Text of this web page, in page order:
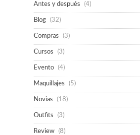
Antes y después (4)
Blog (32)
Compras (3)
Cursos (3)
Evento (4)
Maquillajes (5)
Novias (18)
Outfits (3)
Review (8)